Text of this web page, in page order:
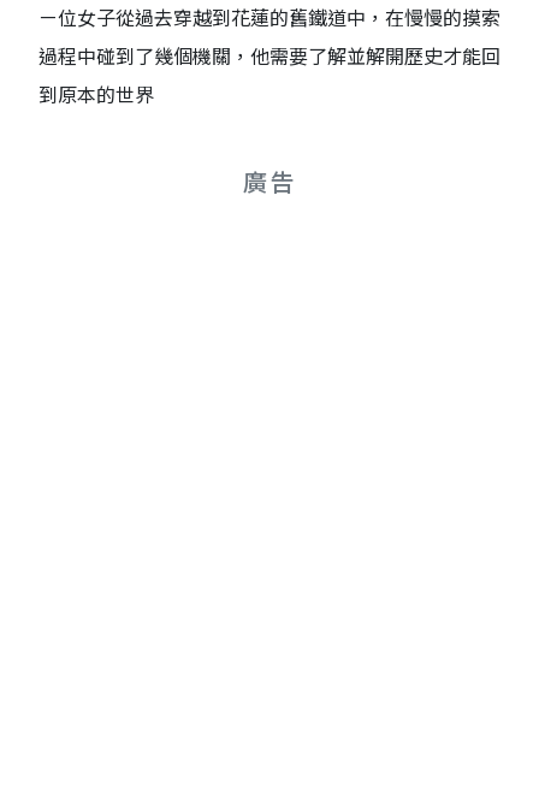
ㄧ位女子從過去穿越到花蓮的舊鐵道中，在慢慢的摸索
過程中碰到了幾個機關，他需要了解並解開歷史才能回
到原本的世界
廣告